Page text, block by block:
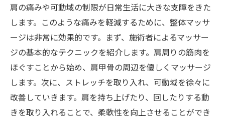
肩の痛みや可動域の制限が日常生活に大きな支障をきた
します。このような痛みを軽減するために、整体マッサ
ージは非常に効果的です。まず、施術者によるマッサー
ジの基本的なテクニックを紹介します。肩周りの筋肉を
ほぐすことから始め、肩甲骨の周辺を優しくマッサージ
します。次に、ストレッチを取り入れ、可動域を徐々に
改善していきます。肩を持ち上げたり、回したりする動
きを取り入れることで、柔軟性を向上させることができ